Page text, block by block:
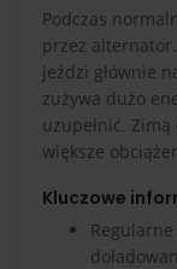
Podczas
przez
jeździ głównie
zużywa dużo
uzupełnić.
większe
Kluczowe